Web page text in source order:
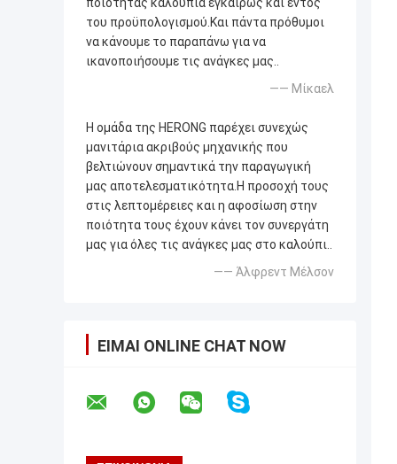
ποιότητας καλούπια εγκαίρως και εντός
του προϋπολογισμού.Και πάντα πρόθυμοι
να κάνουμε το παραπάνω για να
ικανοποιήσουμε τις ανάγκες μας..
—— Μίκαελ
Η ομάδα της HERONG παρέχει συνεχώς
μανιτάρια ακριβούς μηχανικής που
βελτιώνουν σημαντικά την παραγωγική
μας αποτελεσματικότητα.Η προσοχή τους
στις λεπτομέρειες και η αφοσίωση στην
ποιότητα τους έχουν κάνει τον συνεργάτη
μας για όλες τις ανάγκες μας στο καλούπι..
—— Άλφρεντ Μέλσον
ΕΊΜΑΙ ONLINE CHAT NOW